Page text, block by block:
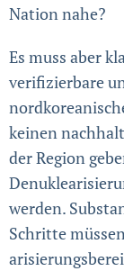
Nation nahe?
Es muss aber
verifizierbare
keinen
der Region
werden.
Schritte